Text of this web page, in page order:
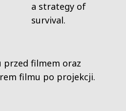
a strategy of
survival.
filmem oraz
filmu po projekcji.